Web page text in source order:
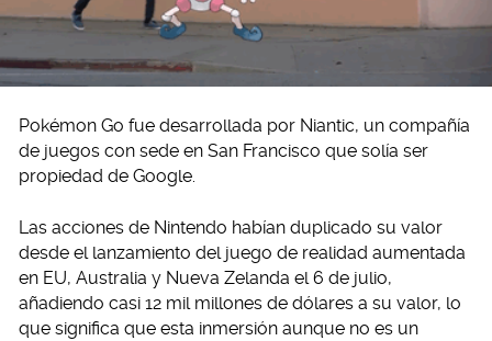
Pokémon Go fue desarrollada por Niantic, un compañía
de juegos con sede en San Francisco que solía ser
propiedad de Google.
Las acciones de Nintendo habían duplicado su valor
desde el lanzamiento del juego de realidad aumentada
en EU, Australia y Nueva Zelanda el 6 de julio,
añadiendo casi 12 mil millones de dólares a su valor, lo
que significa que esta inmersión aunque no es un